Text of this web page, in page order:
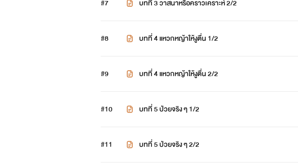
#7 บทที่ 3 วาสนาหรือคราวเคราะห์ 2/2
#8 บทที่ 4 แหวกหญ้าให้งูตื่น 1/2
#9 บทที่ 4 แหวกหญ้าให้งูตื่น 2/2
#10 บทที่ 5 ป่วยจริง ๆ 1/2
#11 บทที่ 5 ป่วยจริง ๆ 2/2